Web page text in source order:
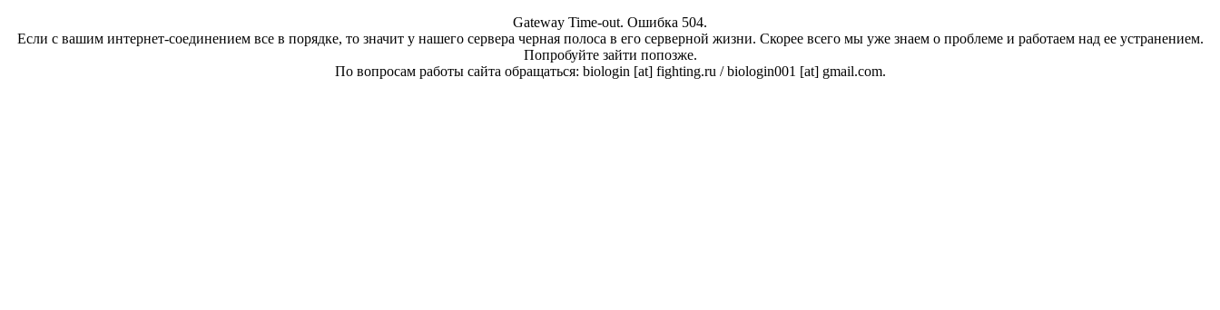
Gateway Time-out. Ошибка 504.
Если с вашим интернет-соединением все в порядке, то значит у нашего сервера черная полоса в его серверной жизни. Скорее всего мы уже знаем о проблеме и работаем над ее устранением.
Попробуйте зайти попозже.
По вопросам работы сайта обращаться: biologin [at] fighting.ru / biologin001 [at] gmail.com.